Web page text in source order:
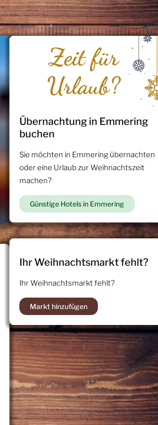
Übernachtung in Emmering
buchen
Sie möchten in Emmering übernachten
oder eine Urlaub zur Weihnachtszeit
machen?
Günstige Hotels in Emmering
Ihr Weihnachtsmarkt fehlt?
Ihr Weihnachtsmarkt fehlt?
Markt hinzufügen